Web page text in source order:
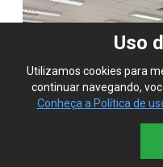
Uso
Utilizamos cookies para
continuar navegando,
Conheça a Política de